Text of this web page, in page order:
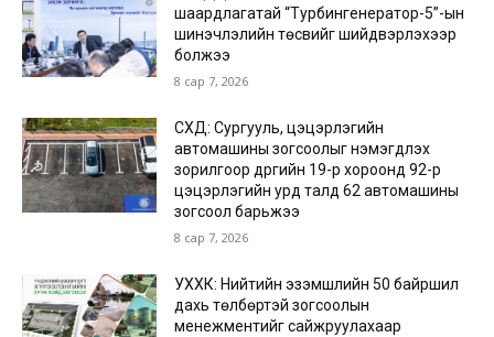
шаардлагатай “Турбингенератор-5”-ын
шинэчлэлийн төсвийг шийдвэрлэхээр
болжээ
8 сар 7, 2026
СХД: Сургууль, цэцэрлэгийн
автомашины зогсоолыг нэмэгдүүлэх
зорилгоор дүүргийн 19-р хороонд 92-р
цэцэрлэгийн урд талд 62 автомашины
зогсоол барьжээ
8 сар 7, 2026
УХХК: Нийтийн эзэмшлийн 50 байршил
дахь төлбөртэй зогсоолын
менежментийг сайжруулахаар